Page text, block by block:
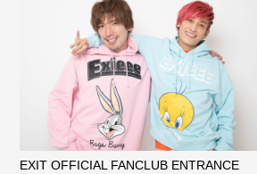
EXIT OFFICIAL FANCLUB ENTRANCE